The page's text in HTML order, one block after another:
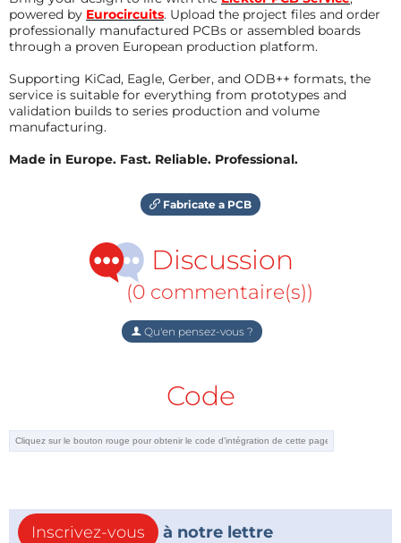
powered by Eurocircuits. Upload the project files and order
professionally manufactured PCBs or assembled boards
through a proven European production platform.
Supporting KiCad, Eagle, Gerber, and ODB++ formats, the
service is suitable for everything from prototypes and
validation builds to series production and volume
manufacturing.
Made in Europe. Fast. Reliable. Professional.
Fabricate a PCB
Discussion
(0 commentaire(s))
Qu'en pensez-vous ?
Code
Inscrivez-vous
à notre lettre